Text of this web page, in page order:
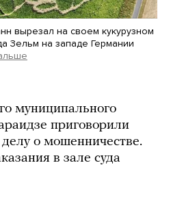
вырезал на своем кукурузном
Зельм на западе Германии
муниципального
приговорили
о мошенничестве.
в зале суда